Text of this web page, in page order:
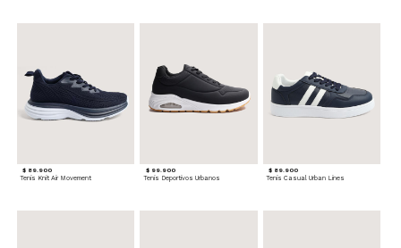
$ 89.900
Tenis Knit Air Movement
$ 99.900
Tenis Deportivos Urbanos
$ 89.900
Tenis Casual Urban Lines